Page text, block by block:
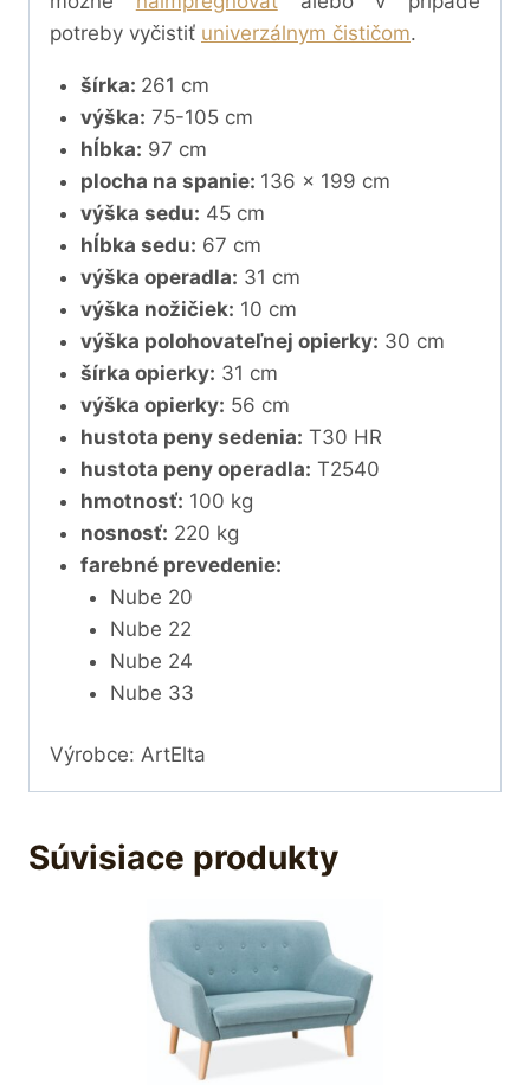
potreby vyčistiť univerzálnym čističom.
šírka: 261 cm
výška: 75-105 cm
hĺbka: 97 cm
plocha na spanie: 136 x 199 cm
výška sedu: 45 cm
hĺbka sedu: 67 cm
výška operadla: 31 cm
výška nožičiek: 10 cm
výška polohovateľnej opierky: 30 cm
šírka opierky: 31 cm
výška opierky: 56 cm
hustota peny sedenia: T30 HR
hustota peny operadla: T2540
hmotnosť: 100 kg
nosnosť: 220 kg
farebné prevedenie:
Nube 20
Nube 22
Nube 24
Nube 33
Výrobce: ArtElta
Súvisiace produkty